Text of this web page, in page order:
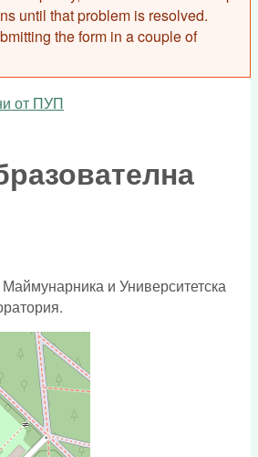
until that problem is resolved.
the form in a couple of
от ПУП
и Университетска